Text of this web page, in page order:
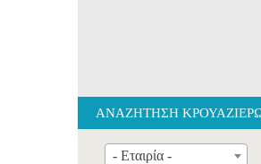
ΑΝΑΖΗΤΗΣΗ
- Εταιρία -